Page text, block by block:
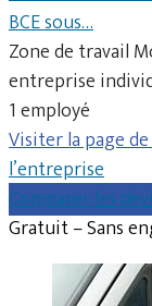
BCE sous…
Zone de travail
entreprise
1 employé
Visiter la page
l’entreprise
Comparer les
Gratuit – Sans